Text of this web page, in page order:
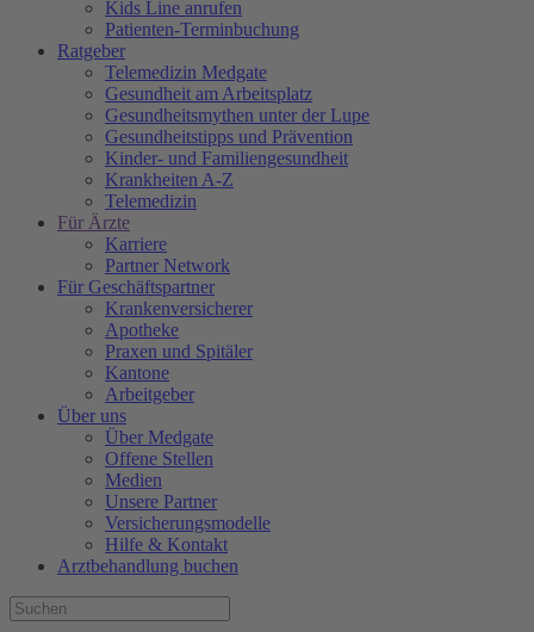
Kids Line anrufen
Patienten-Terminbuchung
Ratgeber
Telemedizin Medgate
Gesundheit am Arbeitsplatz
Gesundheitsmythen unter der Lupe
Gesundheitstipps und Prävention
Kinder- und Familiengesundheit
Krankheiten A-Z
Telemedizin
Für Ärzte
Karriere
Partner Network
Für Geschäftspartner
Krankenversicherer
Apotheke
Praxen und Spitäler
Kantone
Arbeitgeber
Über uns
Über Medgate
Offene Stellen
Medien
Unsere Partner
Versicherungsmodelle
Hilfe & Kontakt
Arztbehandlung buchen